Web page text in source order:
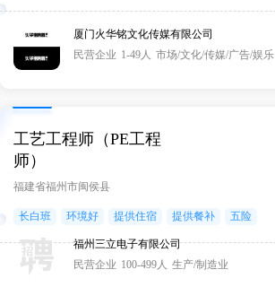
厦门火华铭文化传媒有限公司
民营企业 1-49人 市场/文化/传媒/广告/娱乐
工艺工程师（PE工程
师）
福建省福州市闽侯县
长白班 环境好 提供住宿 提供餐补 五险
福州三立电子有限公司
民营企业 100-499人 生产/制造业